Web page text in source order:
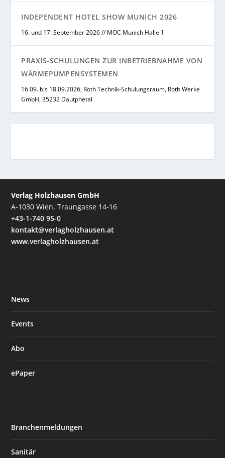
INDEPENDENT HOTEL SHOW MUNICH 2026
16. und 17. September 2026 // MOC Munich Halle 1
PRAXIS-SCHULUNGEN ZUR INBETRIEBNAHME VON
WÄRMEPUMPENSYSTEMEN
16.09. bis 18.09.2026, Roth Technik-Schulungsraum, Roth Werke
GmbH, 35232 Dautphetal
Verlag Holzhausen GmbH
A-1030 Wien, Traungasse 14-16
+43-1-740 95-0
kontakt@verlagholzhausen.at
www.verlagholzhausen.at
News
Events
Abo
ePaper
Branchenmeldungen
Sanitär